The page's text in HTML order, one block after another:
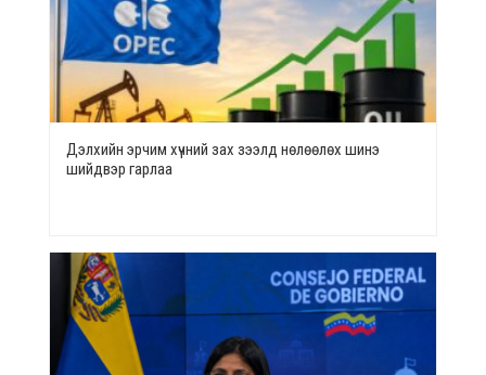
Дэлхийн эрчим хүчний зах зээлд нөлөөлөх шинэ
шийдвэр гарлаа